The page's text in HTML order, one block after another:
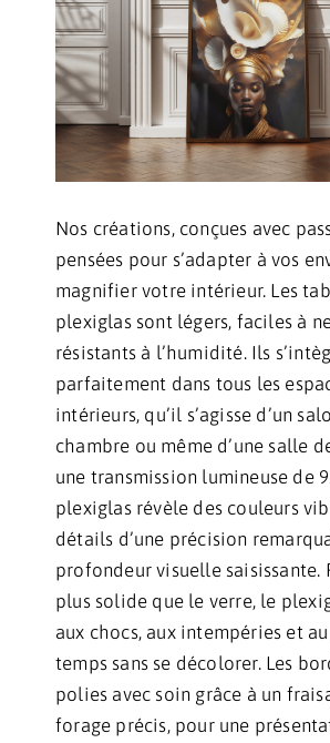
Nos créations, conçues avec
pensées pour s’adapter à vos
magnifier votre intérieur. Les
plexiglas sont légers, faciles à
résistants à l’humidité. Ils
parfaitement dans tous les
intérieurs, qu’il s’agisse d’un
chambre ou même d’une salle
une transmission lumineuse de
plexiglas révèle des couleurs
détails d’une précision
profondeur visuelle saisissante.
plus solide que le verre, le
aux chocs, aux intempéries et
temps sans se décolorer. Les
polies avec soin grâce à un
forage précis, pour une